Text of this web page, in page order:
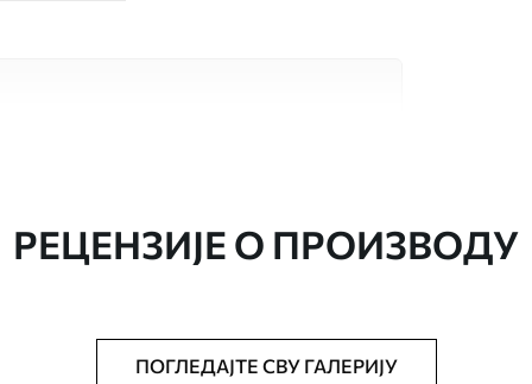
величини, исечена на идентичне
РЕЦЕНЗИЈЕ О ПРОИЗВОДУ
ПОГЛЕДАЈТЕ СВУ ГАЛЕРИЈУ